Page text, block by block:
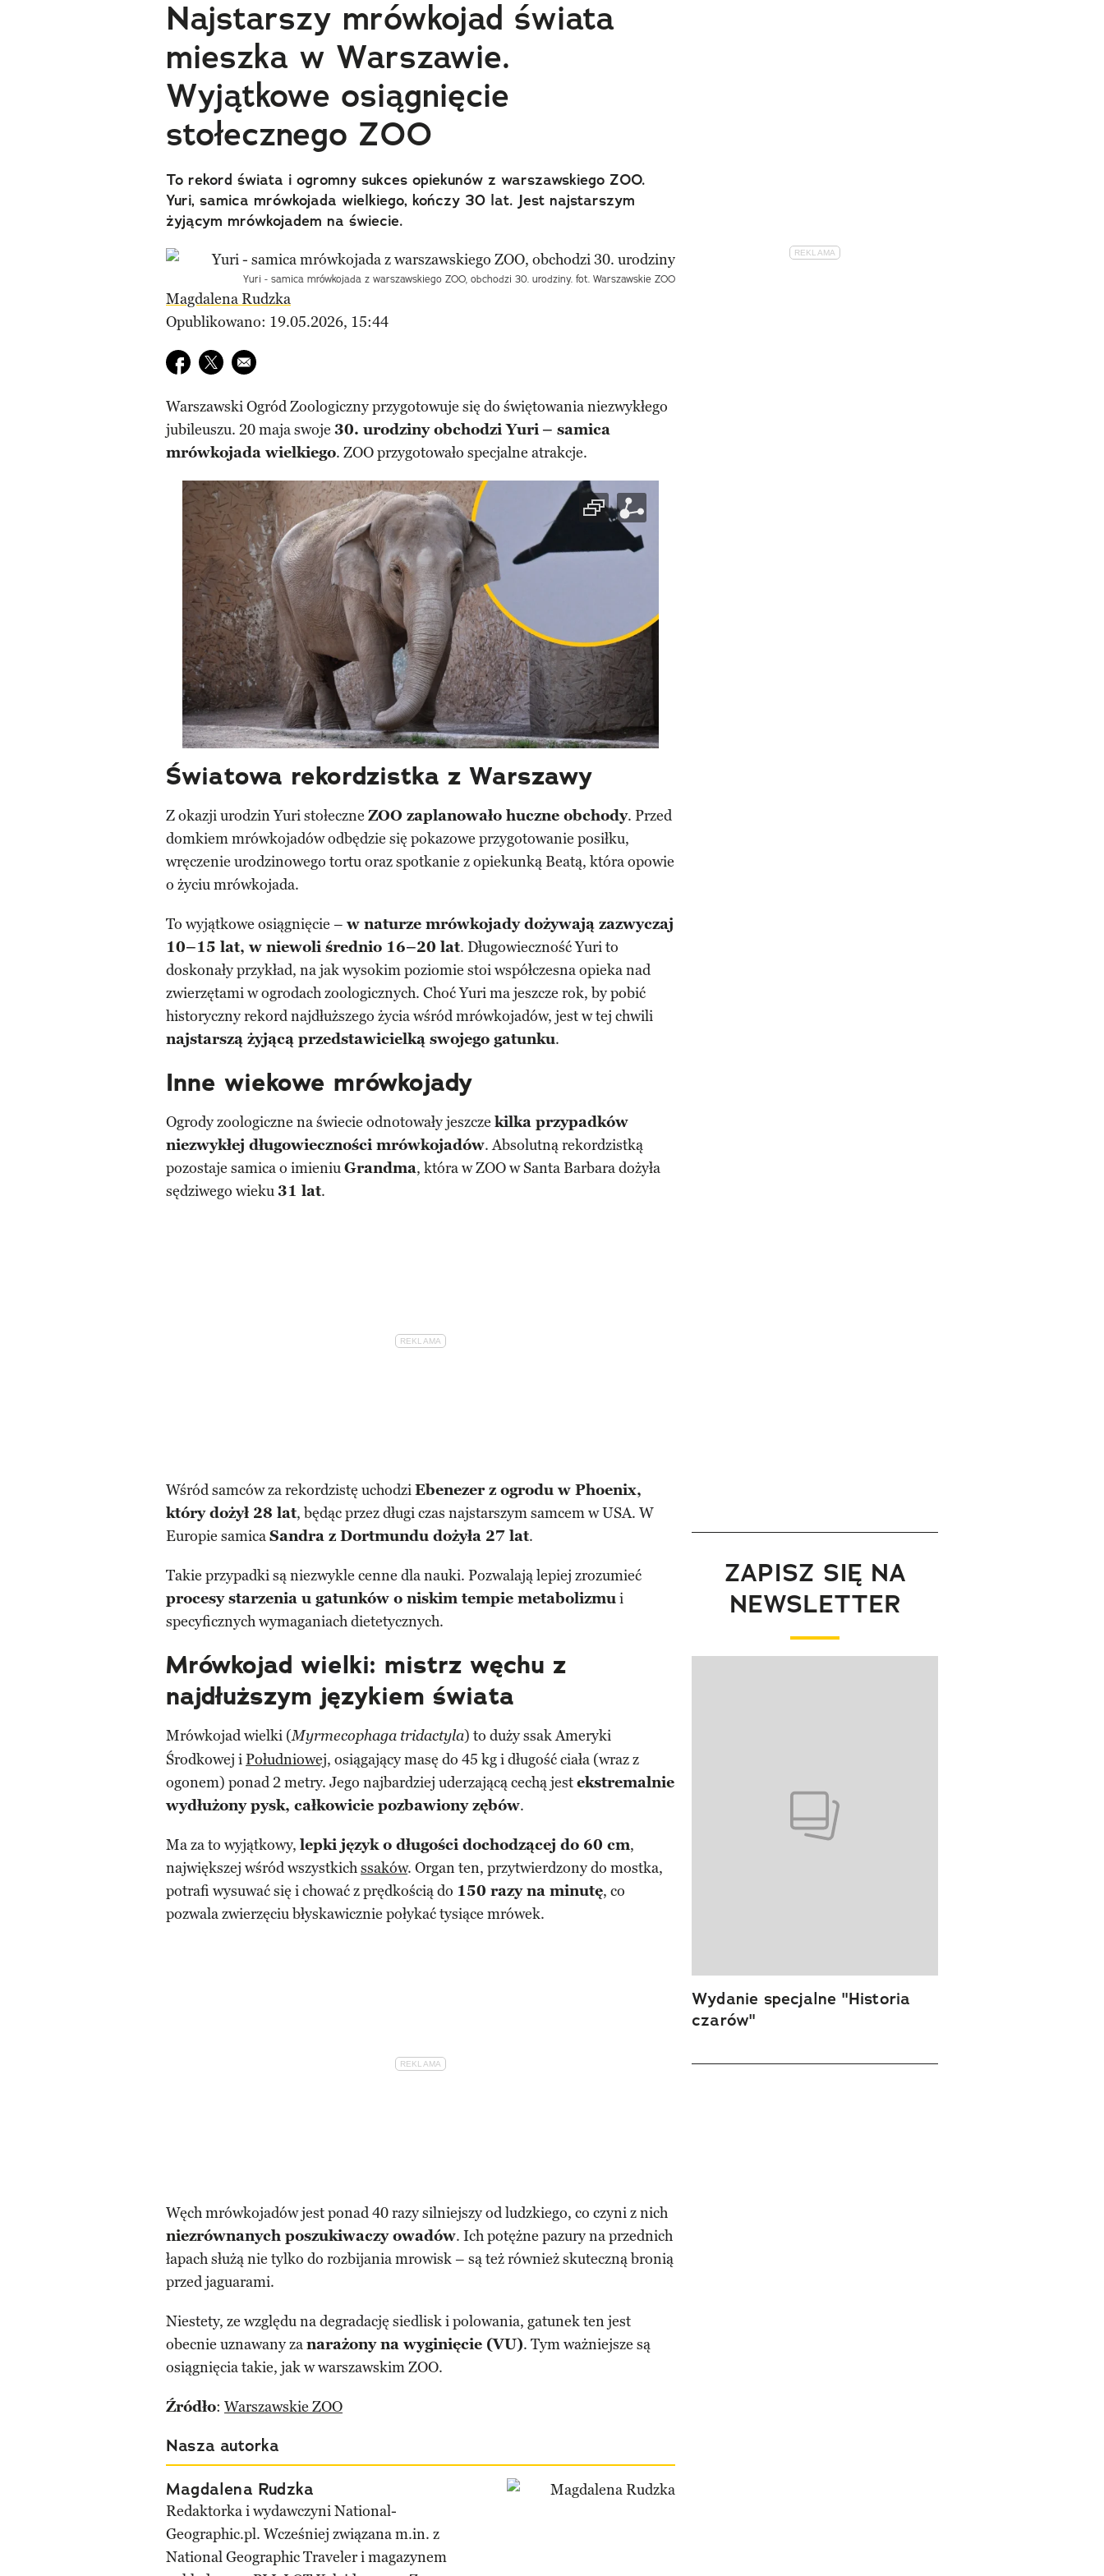
Najstarszy mrówkojad świata
mieszka w Warszawie.
Wyjątkowe osiągnięcie
stołecznego ZOO
To rekord świata i ogromny sukces opiekunów z warszawskiego ZOO.
Yuri, samica mrówkojada wielkiego, kończy 30 lat. Jest najstarszym
żyjącym mrówkojadem na świecie.
Yuri - samica mrówkojada z warszawskiego ZOO, obchodzi 30. urodziny. fot. Warszawskie ZOO
Magdalena Rudzka
Opublikowano: 19.05.2026, 15:44
Udostępnij na facebook
Udostępnij na twitter
E-mail do przyjaciela
Warszawski Ogród Zoologiczny przygotowuje się do świętowania niezwykłego
jubileuszu. 20 maja swoje 30. urodziny obchodzi Yuri – samica
mrówkojada wielkiego. ZOO przygotowało specjalne atrakcje.
Światowa rekordzistka z Warszawy
Z okazji urodzin Yuri stołeczne ZOO zaplanowało huczne obchody. Przed
domkiem mrówkojadów odbędzie się pokazowe przygotowanie posiłku,
wręczenie urodzinowego tortu oraz spotkanie z opiekunką Beatą, która opowie
o życiu mrówkojada.
To wyjątkowe osiągnięcie – w naturze mrówkojady dożywają zazwyczaj
10–15 lat, w niewoli średnio 16–20 lat. Długowieczność Yuri to
doskonały przykład, na jak wysokim poziomie stoi współczesna opieka nad
zwierzętami w ogrodach zoologicznych. Choć Yuri ma jeszcze rok, by pobić
historyczny rekord najdłuższego życia wśród mrówkojadów, jest w tej chwili
najstarszą żyjącą przedstawicielką swojego gatunku.
Inne wiekowe mrówkojady
Ogrody zoologiczne na świecie odnotowały jeszcze kilka przypadków
niezwykłej długowieczności mrówkojadów. Absolutną rekordzistką
pozostaje samica o imieniuGrandma, która w ZOO w Santa Barbara dożyła
sędziwego wieku31 lat.
Wśród samców za rekordzistę uchodziEbenezer z ogrodu w Phoenix,
który dożył 28 lat, będąc przez długi czas najstarszym samcem w USA. W
Europie samicaSandra z Dortmundu dożyła 27 lat.
Takie przypadki są niezwykle cenne dla nauki. Pozwalają lepiej zrozumieć
procesy starzenia u gatunków o niskim tempie metabolizmui
specyficznych wymaganiach dietetycznych.
Mrówkojad wielki: mistrz węchu z
najdłuższym językiem świata
Mrówkojad wielki (Myrmecophaga tridactyla) to duży ssak Ameryki
Środkowej iPołudniowej, osiągający masę do 45 kg i długość ciała (wraz z
ogonem) ponad 2 metry. Jego najbardziej uderzającą cechą jestekstremalnie
wydłużony pysk, całkowicie pozbawiony zębów.
Ma za to wyjątkowy, lepki język o długości dochodzącej do 60 cm,
największej wśród wszystkichssaków. Organ ten, przytwierdzony do mostka,
potrafi wysuwać się i chować z prędkością do 150 razy na minutę, co
pozwala zwierzęciu błyskawicznie połykać tysiące mrówek.
Węch mrówkojadów jest ponad 40 razy silniejszy od ludzkiego, co czyni z nich
niezrównanych poszukiwaczy owadów. Ich potężne pazury na przednich
łapach służą nie tylko do rozbijania mrowisk – są też również skuteczną bronią
przed jaguarami.
Niestety, ze względu na degradację siedlisk i polowania, gatunek ten jest
obecnie uznawany zanarażony na wyginięcie (VU). Tym ważniejsze są
osiągnięcia takie, jak w warszawskim ZOO.
Źródło: Warszawskie ZOO
Nasza autorka
Magdalena Rudzka
Redaktorka i wydawczyni National-
Geographic.pl. Wcześniej związana m.in. z
National Geographic Traveler i magazynem
ZAPISZ SIĘ NA
NEWSLETTER
Wydanie specjalne "Historia
czarów"